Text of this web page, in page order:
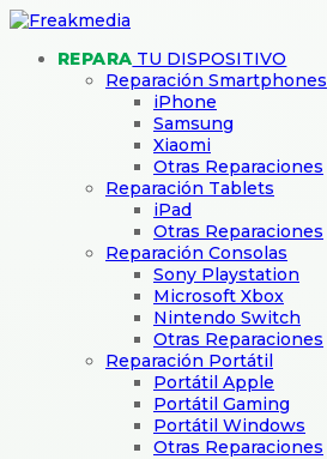
REPARA TU DISPOSITIVO
Reparación Smartphones
iPhone
Samsung
Xiaomi
Otras Reparaciones
Reparación Tablets
iPad
Otras Reparaciones
Reparación Consolas
Sony Playstation
Microsoft Xbox
Nintendo Switch
Otras Reparaciones
Reparación Portátil
Portátil Apple
Portátil Gaming
Portátil Windows
Otras Reparaciones